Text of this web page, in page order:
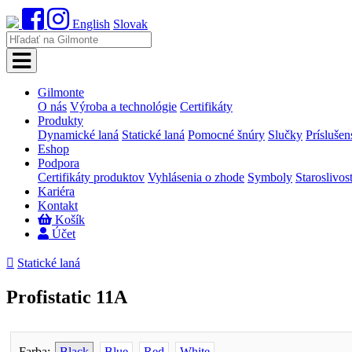
English Slovak
Gilmonte
O nás Výroba a technológie Certifikáty
Produkty
Dynamické laná Statické laná Pomocné šnúry Slučky
Eshop
Podpora
Certifikáty produktov Vyhlásenia o zhode Symboly
Kariéra
Kontakt
Košík
Účet
 Statické laná
Profistatic 11A